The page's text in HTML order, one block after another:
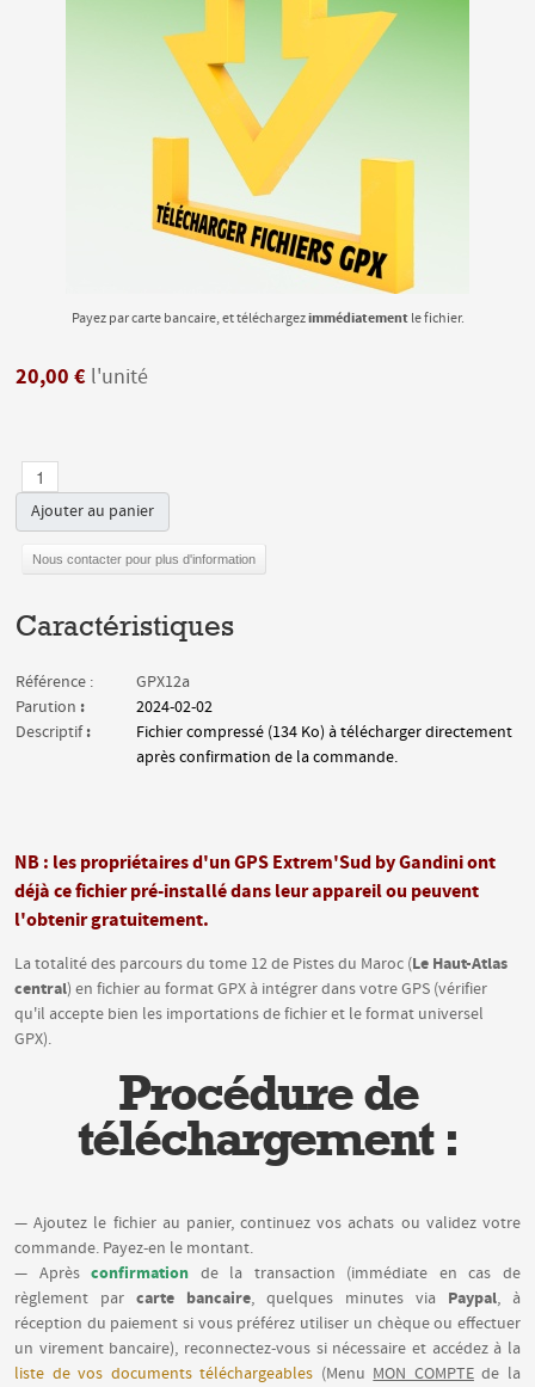
Payez par carte bancaire, et téléchargezimmédiatementle fichier.
20,00 € l'unité
Ajouter au panier
Nous contacter pour plus d'information
Caractéristiques
Référence :
GPX12a
Parution :
2024-02-02
Descriptif:
Fichier compressé (134 Ko) à télécharger directement
après confirmation de la commande.
NB : les propriétaires d'un GPS Extrem'Sud by Gandini ont
déjà ce fichier pré-installé dans leur appareil ou peuvent
l'obtenir gratuitement.
La totalité des parcours du tome 12 de Pistes du Maroc (Le Haut-Atlas
central) en fichier au format GPX à intégrer dans votre GPS (vérifier
qu'il accepte bien les importations de fichier et le format universel
GPX).
Procédure de
téléchargement :
— Ajoutez le fichier au panier, continuez vos achats ou validez votre
commande. Payez-en le montant.
— Aprèsconfirmation de la transaction (immédiate en cas de
règlement par carte bancaire, quelques minutes via Paypal, à
réception du paiement si vous préférez utiliser un chèque ou effectuer
un virement bancaire), reconnectez-vous si nécessaire et accédez à la
liste de vos documents téléchargeables (Menu MON COMPTEde la